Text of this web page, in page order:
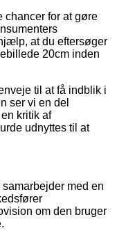
chancer for at gøre
at du eftersøger
20cm inden
til at få indblik i
ser vi en del
kritik af
udnyttes til at
med en
om den bruger